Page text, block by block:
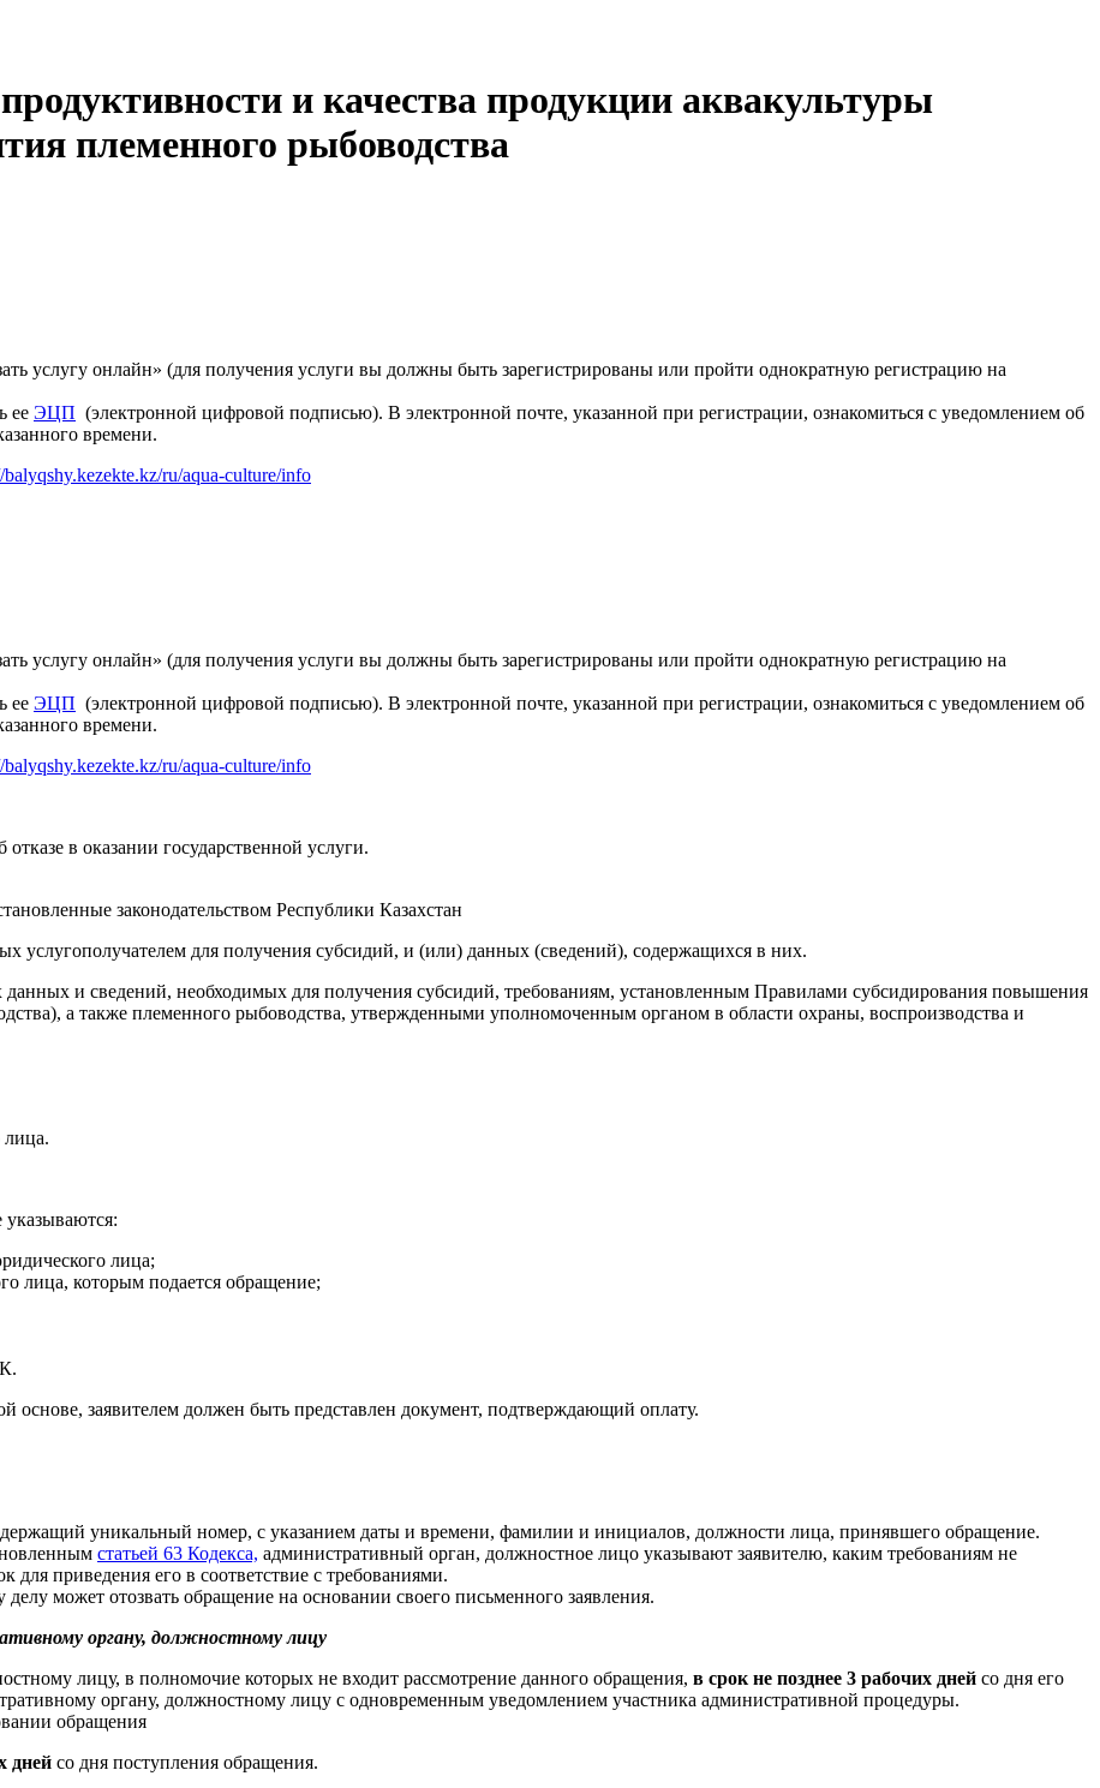
и качества продукции аквакультуры
племенного рыбоводства
услугу онлайн» (для получения услуги вы должны быть зарегистрированы или пройти однократную регистрацию на
ее ЭЦП (электронной цифровой подписью). В электронной почте, указанной при регистрации, ознакомиться с уведомлением об
времени.
balyqshy.kezekte.kz/ru/aqua-culture/info
услугу онлайн» (для получения услуги вы должны быть зарегистрированы или пройти однократную регистрацию на
ее ЭЦП (электронной цифровой подписью). В электронной почте, указанной при регистрации, ознакомиться с уведомлением об
времени.
balyqshy.kezekte.kz/ru/aqua-culture/info
в оказании государственной услуги.
законодательством Республики Казахстан
услугополучателем для получения субсидий, и (или) данных (сведений), содержащихся в них.
данных и сведений, необходимых для получения субсидий, требованиям, установленным Правилами субсидирования повышения
а также племенного рыбоводства, утвержденными уполномоченным органом в области охраны, воспроизводства и
лица.
лица;
лица, которым подается обращение;
основе, заявителем должен быть представлен документ, подтверждающий оплату.
уникальный номер, с указанием даты и времени, фамилии и инициалов, должности лица, принявшего обращение.
статьей 63 Кодекса, административный орган, должностное лицо указывают заявителю, каким требованиям не
для приведения его в соответствие с требованиями.
может отозвать обращение на основании своего письменного заявления.
органу, должностному лицу
лицу, в полномочие которых не входит рассмотрение данного обращения, в срок не позднее 3 рабочих дней со дня его
органу, должностному лицу с одновременным уведомлением участника административной процедуры.
обращения
дней со дня поступления обращения.